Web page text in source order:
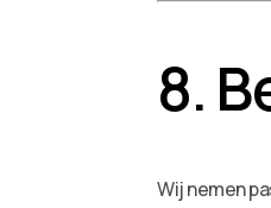
8.
Wij nemen